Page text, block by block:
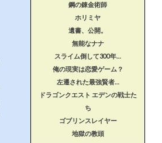
鋼の錬金術師
ホリミヤ
遺書、公開。
無能なナナ
スライム倒して300年…
俺の現実は恋愛ゲーム？
左遷された最強賢者…
ドラゴンクエスト エデンの戦士た
ち
ゴブリンスレイヤー
地獄の教頭